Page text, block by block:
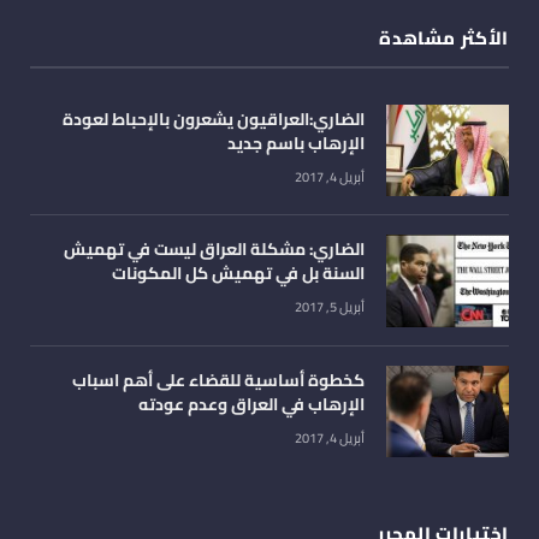
الأكثر مشاهدة
الضاري:العراقيون يشعرون بالإحباط لعودة
الإرهاب باسم جديد
أبريل 4, 2017
الضاري: مشكلة العراق ليست في تهميش
السنة بل في تهميش كل المكونات
أبريل 5, 2017
كخطوة أساسية للقضاء على أهم اسباب
الإرهاب في العراق وعدم عودته
أبريل 4, 2017